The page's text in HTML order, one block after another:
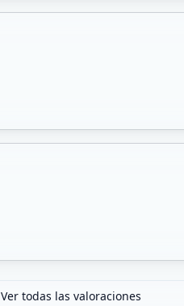
Ver todas las valoraciones